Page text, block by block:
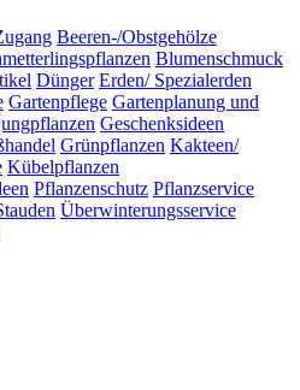
Beeren-/Obstgehölze
Blumenschmuck
Dünger Erden/ Spezialerden
Gartenpflege Gartenplanung und
Geschenksideen
Grünpflanzen Kakteen/
Kübelpflanzen
Pflanzenschutz Pflanzservice
Überwinterungsservice